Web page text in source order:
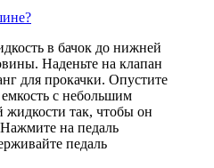
в бачок до нижней
Наденьте на клапан
для прокачки. Опустите
с небольшим
жидкости так, чтобы он
на педаль
педаль